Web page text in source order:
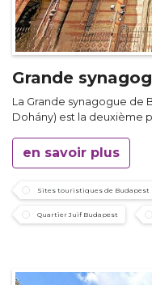
Grande
La Grande synagogue de
Dohány) est la deuxième
en savoir plus
Sites touristiques de Budapest
Quartier Juif Budapest